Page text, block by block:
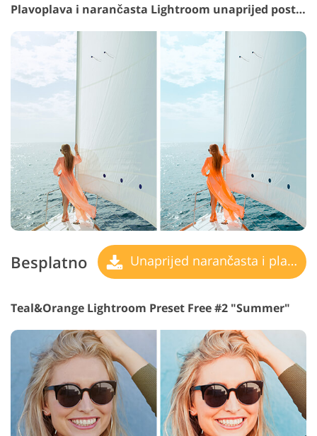
Plavoplava i narančasta Lightroom unaprijed postavljena #1 "Confetti"
Besplatno Unaprijed narančasta i plavozelena
Teal&Orange Lightroom Preset Free #2 "Summer"